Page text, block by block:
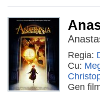
Regia:
Cu:
Gen